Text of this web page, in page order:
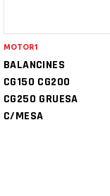
BALANCINES
CG150 CG200
CG250 GRUESA
C/MESA
MOTOR1